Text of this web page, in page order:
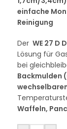
einfache
Reinigung
Der WE 27
Lösung für
bei
Backmulden
Waffeln,